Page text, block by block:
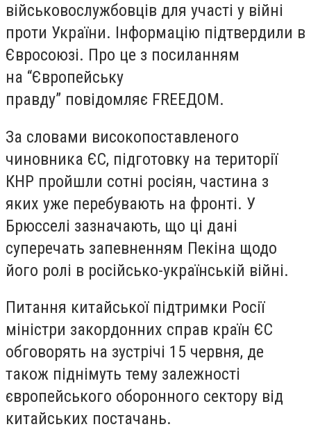
військовослужбовців для участі у війні
проти України. Інформацію підтвердили в
Євросоюзі. Про це з посиланням
на “Європейську
правду” повідомляє FREEДOM.
За словами високопоставленого
чиновника ЄС, підготовку на території
КНР пройшли сотні росіян, частина з
яких уже перебувають на фронті. У
Брюсселі зазначають, що ці дані
суперечать запевненням Пекіна щодо
його ролі в російсько-українській війні.
Питання китайської підтримки Росії
міністри закордонних справ країн ЄС
обговорять на зустрічі 15 червня, де
також піднімуть тему залежності
європейського оборонного сектору від
китайських постачань.